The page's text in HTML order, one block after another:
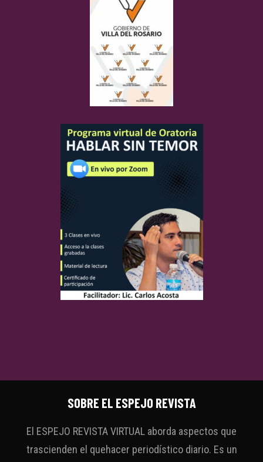
SOBRE EL ESPEJO REVISTA
El ESPEJO REVISTA VIRTUAL aborda aspectos que
trascienden el quehacer periodístico diario. Es un